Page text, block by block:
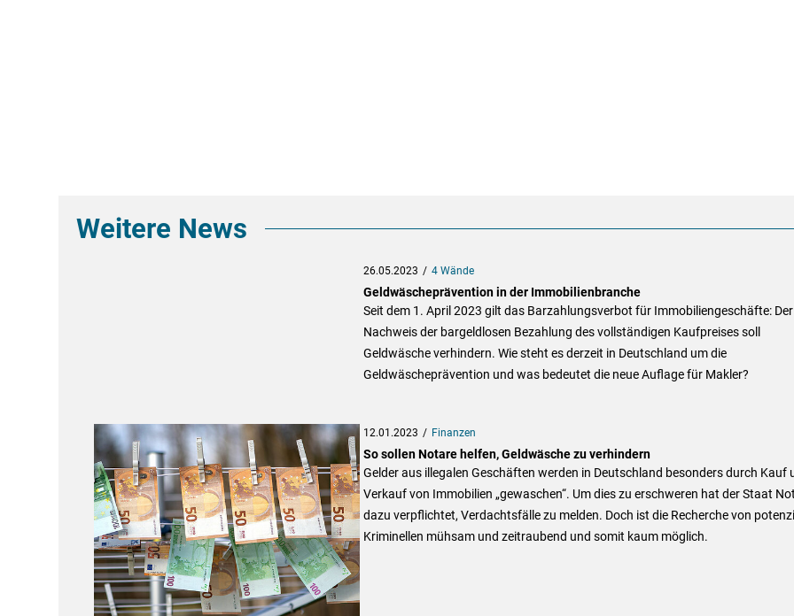
Weitere News
26.05.2023 4 Wände
Geldwäscheprävention in der Immobilienbranche
Seit dem 1. April 2023 gilt das Barzahlungsverbot für Immobiliengeschäfte: Der
Nachweis der bargeldlosen Bezahlung des vollständigen Kaufpreises soll
Geldwäsche verhindern. Wie steht es derzeit in Deutschland um die
Geldwäscheprävention und was bedeutet die neue Auflage für Makler?
12.01.2023 Finanzen
So sollen Notare helfen, Geldwäsche zu verhindern
Gelder aus illegalen Geschäften werden in Deutschland besonders durch Kauf
Verkauf von Immobilien „gewaschen“. Um dies zu erschweren hat der Staat
dazu verpflichtet, Verdachtsfälle zu melden. Doch ist die Recherche von
Kriminellen mühsam und zeitraubend und somit kaum möglich.